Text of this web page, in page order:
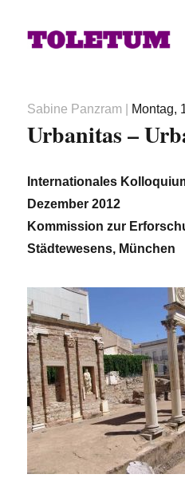
Autor
Sabine Panzram
am
Montag,
Urbanitas –
Internationales
Dezember 2012
Kommission zur
Städtewesens, München